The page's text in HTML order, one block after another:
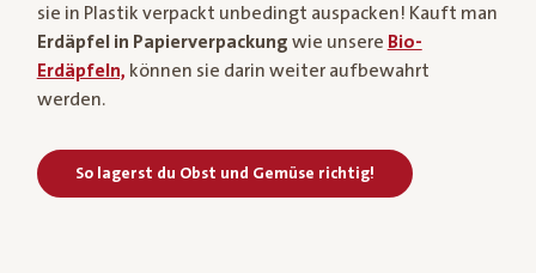
sie in Plastik verpackt unbedingt auspacken! Kauft man
Erdäpfel in Papierverpackung wie unsere Bio-
Erdäpfeln, können sie darin weiter aufbewahrt
werden.
So lagerst du Obst und Gemüse richtig!